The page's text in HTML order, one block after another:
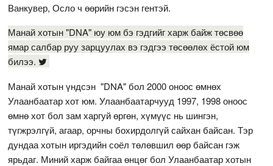
Ванкувер, Осло ч өөрийн гэсэн гентэй.
Манай хотын "DNA" юу юм бэ гэдгийг харж байж төсвөө
ямар салбар руу зарцуулах вэ гэдгээ төсөөлөх ёстой юм
билээ.
Манай хотын үндсэн "DNA" бол 2000 оноос өмнөх
Улаанбаатар хот юм. Улаанбаатарчууд 1997, 1998 оноос
өмнө хот бол зам харгуй өргөн, хүмүүс нь шингэн,
түгжрэлгүй, агаар, орчны бохирдолгүй сайхан байсан. Тэр
дундаа хотын иргэдийн соёл төлөвшил өөр байсан гэж
ярьдаг. Миний харж байгаа өнцөг бол Улаанбаатар хотын